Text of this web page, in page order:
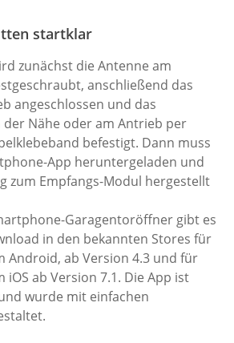
startklar
zunächst die Antenne am
anschließend das
angeschlossen und das
Nähe oder am Antrieb per
befestigt. Dann muss
App heruntergeladen und
zum Empfangs-Modul hergestellt
Garagentoröffner gibt es
in den bekannten Stores für
Android, ab Version 4.3 und für
iOS ab Version 7.1. Die App ist
wurde mit einfachen